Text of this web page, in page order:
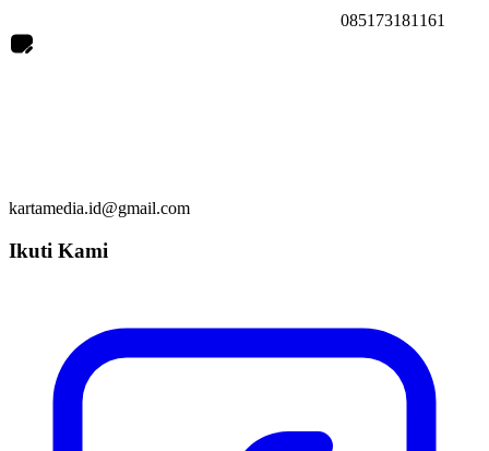
085173181161
kartamedia.id@gmail.com
Ikuti Kami